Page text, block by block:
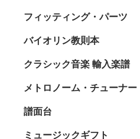
フィッティング・パーツ
バイオリン教則本
クラシック音楽 輸入楽譜
メトロノーム・チューナー
譜面台
ミュージックギフト